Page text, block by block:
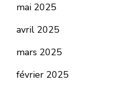
mai 2025
avril 2025
mars 2025
février 2025